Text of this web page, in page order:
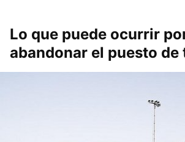
Lo que puede ocurrir
abandonar el puesto de